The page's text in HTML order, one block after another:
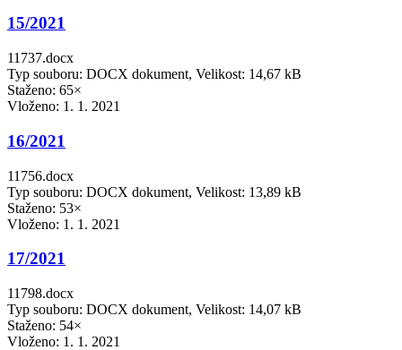
15/2021
11737.docx
Typ souboru: DOCX dokument, Velikost: 14,67 kB
Staženo: 65×
Vloženo: 1. 1. 2021
16/2021
11756.docx
Typ souboru: DOCX dokument, Velikost: 13,89 kB
Staženo: 53×
Vloženo: 1. 1. 2021
17/2021
11798.docx
Typ souboru: DOCX dokument, Velikost: 14,07 kB
Staženo: 54×
Vloženo: 1. 1. 2021